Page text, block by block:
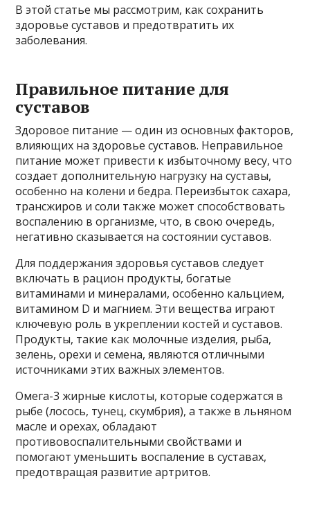
В этой статье мы рассмотрим, как сохранить
здоровье суставов и предотвратить их
заболевания.
Правильное питание для
суставов
Здоровое питание — один из основных факторов,
влияющих на здоровье суставов. Неправильное
питание может привести к избыточному весу, что
создает дополнительную нагрузку на суставы,
особенно на колени и бедра. Переизбыток сахара,
трансжиров и соли также может способствовать
воспалению в организме, что, в свою очередь,
негативно сказывается на состоянии суставов.
Для поддержания здоровья суставов следует
включать в рацион продукты, богатые
витаминами и минералами, особенно кальцием,
витамином D и магнием. Эти вещества играют
ключевую роль в укреплении костей и суставов.
Продукты, такие как молочные изделия, рыба,
зелень, орехи и семена, являются отличными
источниками этих важных элементов.
Омега-3 жирные кислоты, которые содержатся в
рыбе (лосось, тунец, скумбрия), а также в льняном
масле и орехах, обладают
противовоспалительными свойствами и
помогают уменьшить воспаление в суставах,
предотвращая развитие артритов.